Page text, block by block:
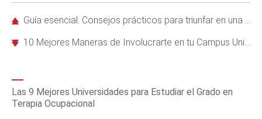
Guía esencial: Consejos prácticos para triunfar en una casa de hermandad
10 Mejores Maneras de Involucrarte en tu Campus Universitario
Las 9 Mejores Universidades para Estudiar el Grado en
Terapia Ocupacional